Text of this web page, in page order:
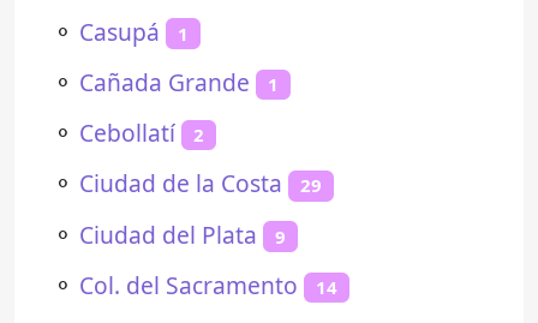
⚬ Casupá 1
⚬ Cañada Grande 1
⚬ Cebollatí 2
⚬ Ciudad de la Costa 29
⚬ Ciudad del Plata 9
⚬ Col. del Sacramento 14